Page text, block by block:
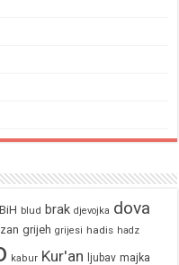
BiH blud brak djevojka dova
grijeh grijesi hadis hadz
kabur Kur'an ljubav majka